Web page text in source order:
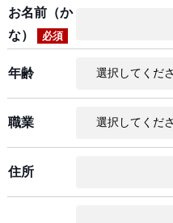
お名前（か
な）
必須
年齢
職業
住所